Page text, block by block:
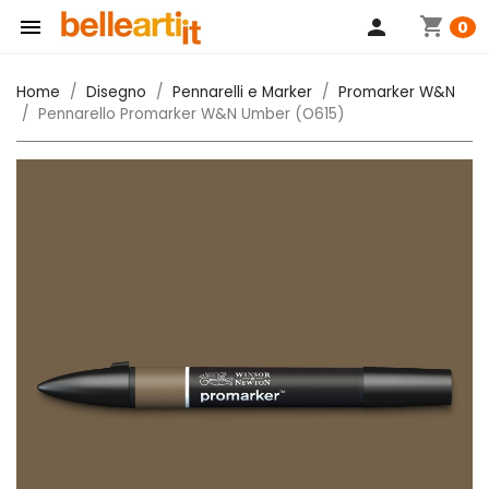
 shopping_cart 0
person
Home Disegno Pennarelli e Marker
Promarker W&N
Pennarello Promarker W&N Umber (O615)